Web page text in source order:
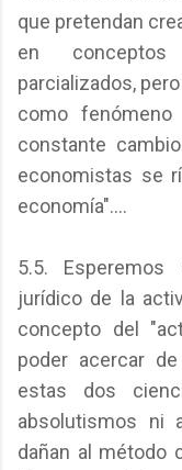
que pretendan
en
parcializados,
como
constante
economistas se
economía"....
5.5.
jurídico de la
concepto del
poder acercar
estas dos
absolutismos ni
dañan al método